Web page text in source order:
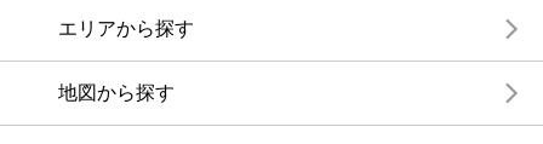
エリアから探す
地図から探す